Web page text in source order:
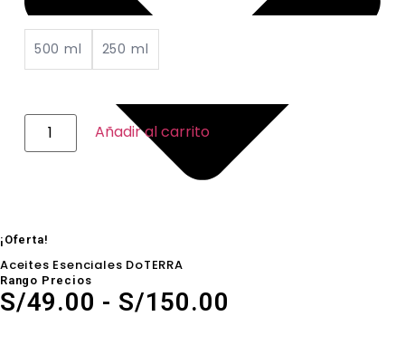
500 ml 250 ml
Añadir al carrito
¡Oferta!
Aceites Esenciales DoTERRA
Rango Precios
S/49.00 - S/150.00